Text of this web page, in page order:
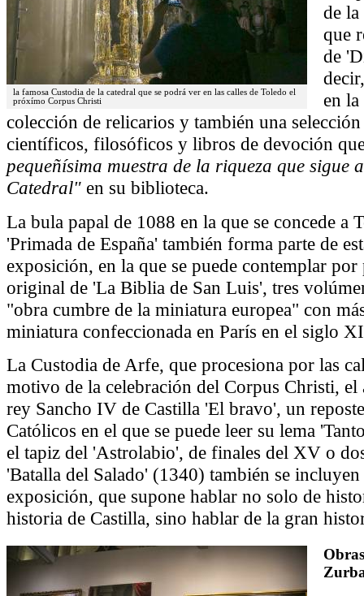
la famosa Custodia de la catedral que se podrá ver en las calles de Toledo el
próxímo Corpus Christi
de la
que
de
decir,
en
colección de relicarios y también una
científicos, filosóficos y libros de devoción
pequeñísima muestra de la riqueza que sigue
Catedral" en su biblioteca.
La bula papal de 1088 en la que se concede a
'Primada de España' también forma parte de
exposición, en la que se puede contemplar
original de 'La Biblia de San Luis', tres
"obra cumbre de la miniatura europea" con
miniatura confeccionada en París en el siglo
La Custodia de Arfe, que procesiona por las
motivo de la celebración del Corpus Christi,
rey Sancho IV de Castilla 'El bravo', un
Católicos en el que se puede leer su lema
el tapiz del 'Astrolabio', de finales del XV o
'Batalla del Salado' (1340) también se incluyen
exposición, que supone hablar no solo de
historia de Castilla, sino hablar de la gran